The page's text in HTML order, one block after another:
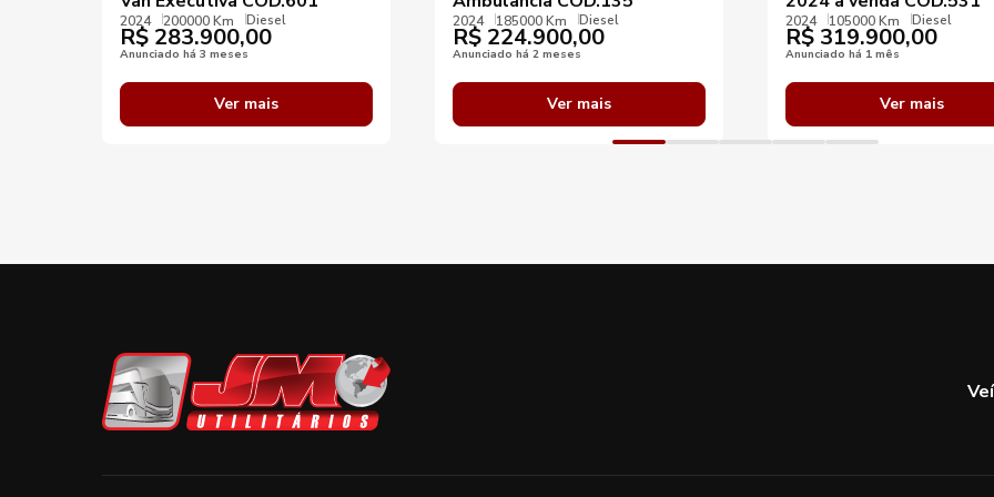
2024 200000 Km Diesel
R$ 283.900,00
Anunciado há 3 meses
Ver mais
2024 185000 Km Diesel
R$ 224.900,00
Anunciado há 2 meses
Ver mais
2024 105000 Km Diesel
R$ 319.900,00
Anunciado há 1 mês
Ver mais